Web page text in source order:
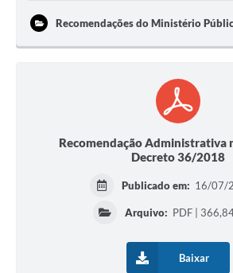
Recomendações do Ministério
Recomendação Administrativa
Decreto 36/2018
Publicado em: 16/07/
Arquivo: PDF |
Baixar